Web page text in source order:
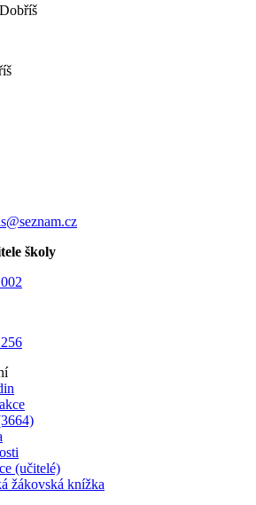
školy
(učitelé)
žákovská knížka